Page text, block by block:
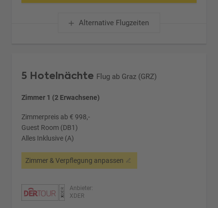
Alternative Flugzeiten
5 Hotelnächte Flug ab Graz (GRZ)
Zimmer 1 (2 Erwachsene)
Zimmerpreis ab € 998,-
Guest Room (DB1)
Alles Inklusive (A)
Zimmer & Verpflegung anpassen
Anbieter:
XDER